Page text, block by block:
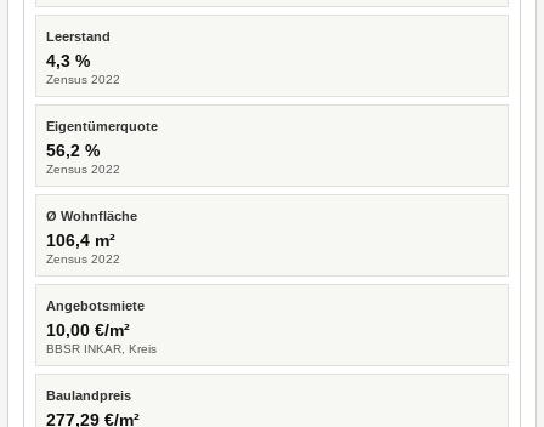
Leerstand
4,3 %
Zensus 2022
Eigentümerquote
56,2 %
Zensus 2022
Ø Wohnfläche
106,4 m²
Zensus 2022
Angebotsmiete
10,00 €/m²
BBSR INKAR, Kreis
Baulandpreis
277,29 €/m²